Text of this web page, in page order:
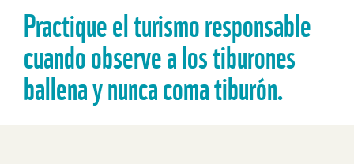
Practique el turismo responsable
cuando observe a los tiburones
ballena y nunca coma tiburón.